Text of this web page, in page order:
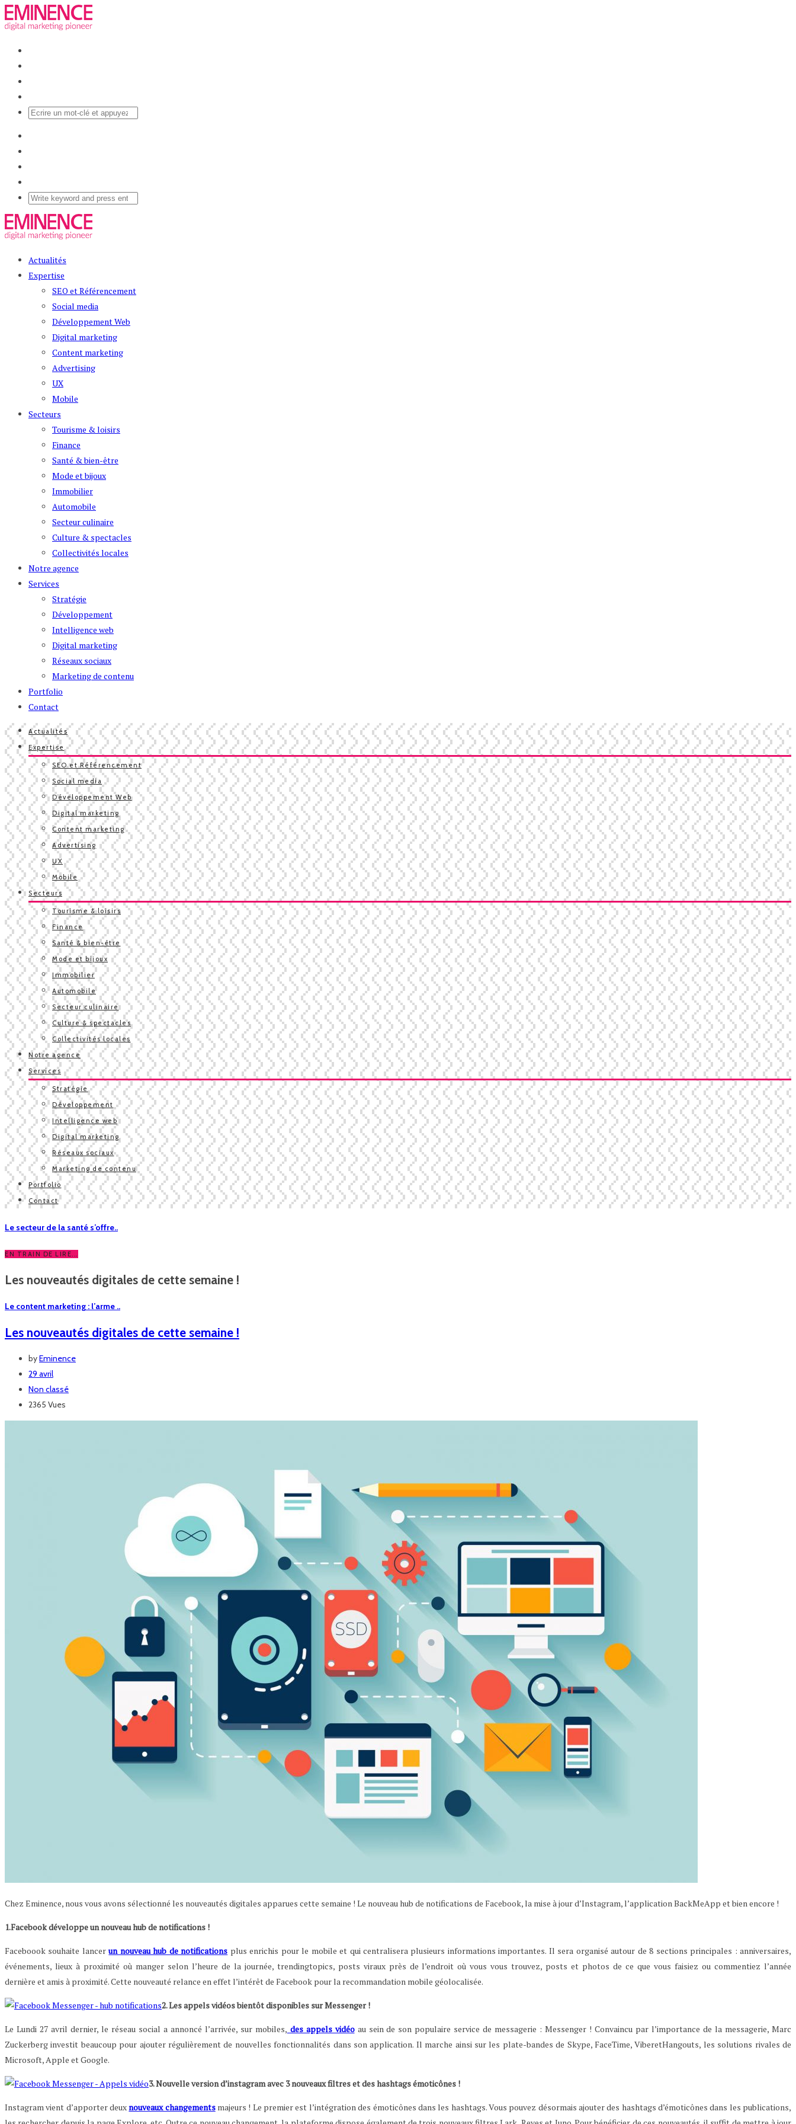
Actualités
Expertise
SEO et Référencement
Social media
Développement Web
Digital marketing
Content marketing
Advertising
UX
Mobile
Secteurs
Tourisme & loisirs
Finance
Santé & bien-être
Mode et bijoux
Immobilier
Automobile
Secteur culinaire
Culture & spectacles
Collectivités locales
Notre agence
Services
Stratégie
Développement
Intelligence web
Digital marketing
Réseaux sociaux
Marketing de contenu
Portfolio
Contact
Actualités
Expertise
SEO et Référencement
Social media
Développement Web
Digital marketing
Content marketing
Advertising
UX
Mobile
Secteurs
Tourisme & loisirs
Finance
Santé & bien-être
Mode et bijoux
Immobilier
Automobile
Secteur culinaire
Culture & spectacles
Collectivités locales
Notre agence
Services
Stratégie
Développement
Intelligence web
Digital marketing
Réseaux sociaux
Marketing de contenu
Portfolio
Contact
Le secteur de la santé s’offre..
EN TRAIN DE LIRE...
Les nouveautés digitales de cette semaine !
Le content marketing : l’arme ..
Les nouveautés digitales de cette semaine !
byEminence
29 avril
Non classé
2365 Vues
Chez Eminence, nous vous avons sélectionné les nouveautés digitales apparues cette semaine ! Le nouveau hub de notifications de Facebook, la mise à jour d’Instagram, l’application BackMeApp et bien encore !
1.Facebook développe un nouveau hub de notifications !
Faceboook souhaite lancerun nouveau hub de notifications plus enrichis pour le mobile et qui centralisera plusieurs informations importantes. Il sera organisé autour de 8 sections principales : anniversaires,
événements, lieux à proximité où manger selon l’heure de la journée, trendingtopics, posts viraux près de l’endroit où vous vous trouvez, posts et photos de ce que vous faisiez ou commentiez l’année
dernière et amis à proximité. Cette nouveauté relance en effet l’intérêt de Facebook pour la recommandation mobile géolocalisée.
2. Les appels vidéos bientôt disponibles sur Messenger !
Le Lundi 27 avril dernier, le réseau social a annoncé l’arrivée, sur mobiles, des appels vidéoau sein de son populaire service de messagerie : Messenger ! Convaincu par l’importance de la messagerie, Marc
Zuckerberg investit beaucoup pour ajouter régulièrement de nouvelles fonctionnalités dans son application. Il marche ainsi sur les plate-bandes de Skype, FaceTime, ViberetHangouts, les solutions rivales de
Microsoft, Apple et Google.
3. Nouvelle version d’instagram avec 3 nouveaux filtres et des hashtags émoticônes !
Instagram vient d’apporter deuxnouveaux changementsmajeurs ! Le premier est l’intégration des émoticônes dans les hashtags. Vous pouvez désormais ajouter des hashtags d’émoticônes dans les publications,